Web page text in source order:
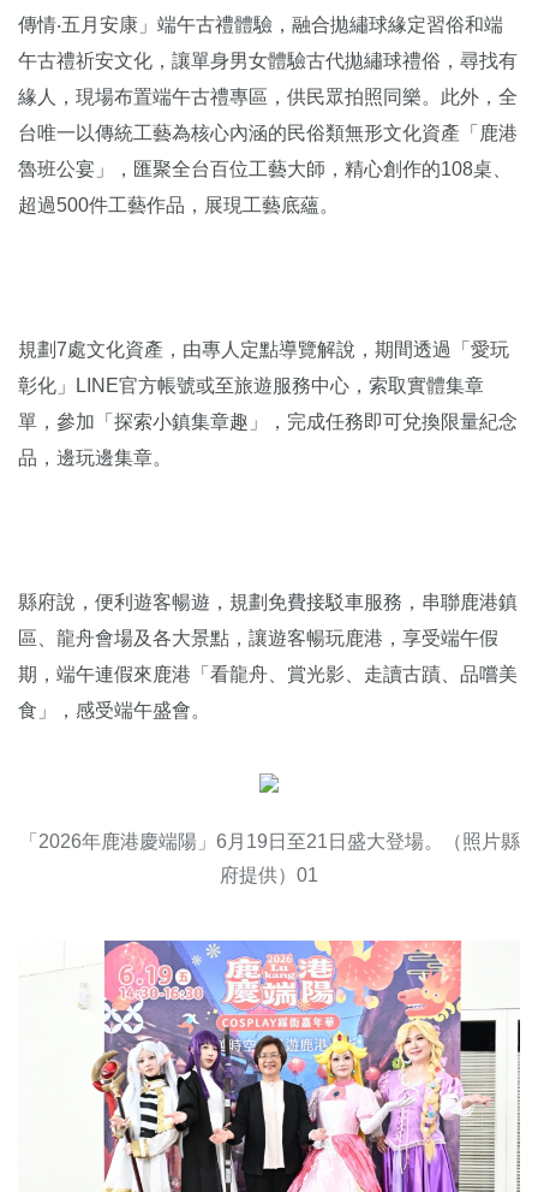
傳情‧五月安康」端午古禮體驗，融合拋繡球緣定習俗和端
午古禮祈安文化，讓單身男女體驗古代拋繡球禮俗，尋找有
緣人，現場布置端午古禮專區，供民眾拍照同樂。此外，全
台唯一以傳統工藝為核心內涵的民俗類無形文化資產「鹿港
魯班公宴」，匯聚全台百位工藝大師，精心創作的108桌、
超過500件工藝作品，展現工藝底蘊。
規劃7處文化資產，由專人定點導覽解說，期間透過「愛玩
彰化」LINE官方帳號或至旅遊服務中心，索取實體集章
單，參加「探索小鎮集章趣」，完成任務即可兌換限量紀念
品，邊玩邊集章。
縣府說，便利遊客暢遊，規劃免費接駁車服務，串聯鹿港鎮
區、龍舟會場及各大景點，讓遊客暢玩鹿港，享受端午假
期，端午連假來鹿港「看龍舟、賞光影、走讀古蹟、品嚐美
食」，感受端午盛會。
「2026年鹿港慶端陽」6月19日至21日盛大登場。（照片縣
府提供）01